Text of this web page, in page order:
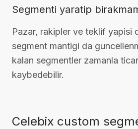
Segmenti yaratip
Pazar, rakipler ve teklif yapisi
segment mantigi da
kalan segmentler zamanla
kaybedebilir.
Celebix custom